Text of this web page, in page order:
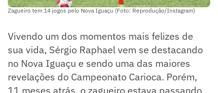
Zagueiro tem 14 jogos pelo Nova Iguaçu (Foto: Reprodução/Instagram)
Vivendo um dos momentos mais felizes de
sua vida, Sérgio Raphael vem se destacando
no Nova Iguaçu e sendo uma das maiores
revelações do Campeonato Carioca. Porém,
11 meses atrás, o zagueiro estava passando